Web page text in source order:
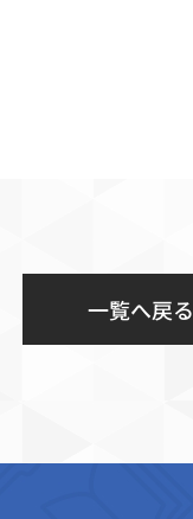
一覧へ戻る